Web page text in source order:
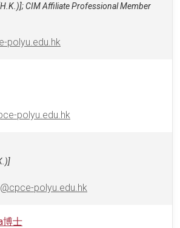
CIM Affiliate Professional Member
polyu.edu.hk
polyu.edu.hk
polyu.edu.hk
博士